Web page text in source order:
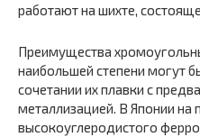
работают на шихте,
Преимущества
наибольшей степени могут
сочетании их плавки с
металлизацией. В Японии на
высокоуглеродистого